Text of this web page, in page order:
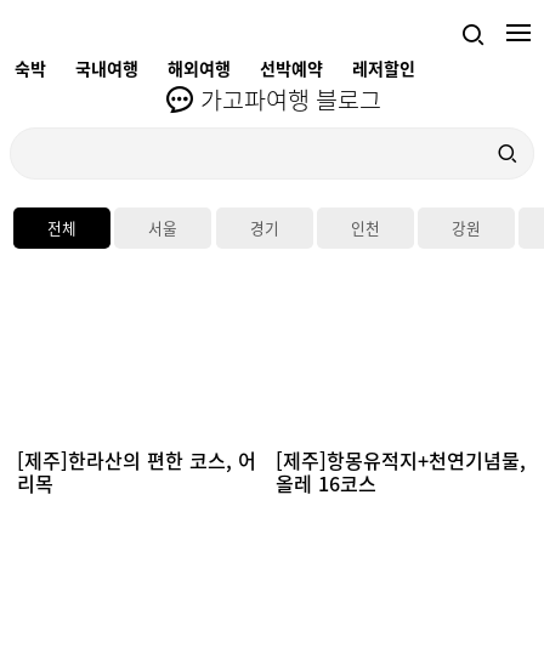
숙박 국내여행 해외여행 선박예약 레저할인
가고파여행 블로그
전체 서울 경기 인천 강원
[제주]한라산의 편한 코스, 어
리목
[제주]항몽유적지+천연기념물,
올레 16코스